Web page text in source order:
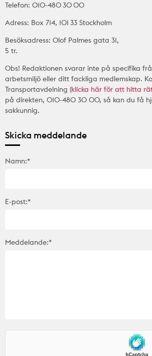
Telefon: 010-480 30 00
Adress: Box 714, 101 33 Stockholm
Besöksadress: Olof Palmes gata 31,
5 tr.
Obs! Redaktionen svarar inte på specifika
arbetsmiljö eller ditt fackliga medlemskap.
Transportavdelning (klicka här för att hitta
på direkten, 010-480 30 00, så kan du få
sakkunnig.
Skicka meddelande
Namn:*
E-post:*
Meddelande:*